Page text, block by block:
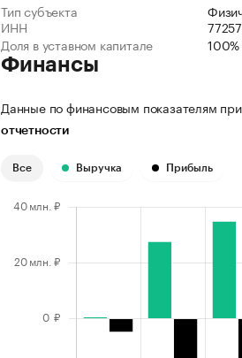
Тип субъекта
ИНН
Доля в уставном капитале
100%
Финансы
Данные по финансовым показателям
отчетности
Все Выручка Прибыль